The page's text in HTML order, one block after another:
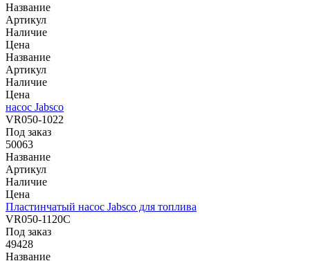
Название
Артикул
Наличие
Цена
Название
Артикул
Наличие
Цена
насос Jabsco
VR050-1022
Под заказ
50063
Название
Артикул
Наличие
Цена
Пластинчатый насос Jabsco для топлива
VR050-1120C
Под заказ
49428
Название